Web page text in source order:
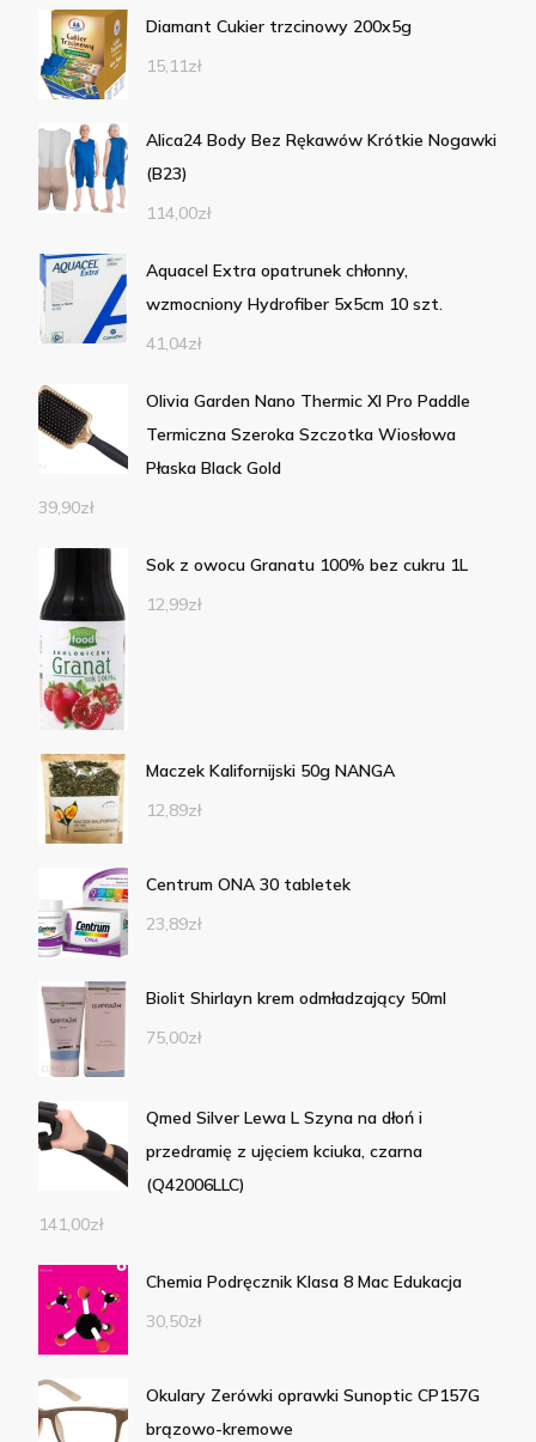
Diamant Cukier trzcinowy 200x5g
15,11zł
Alica24 Body Bez Rękawów Krótkie Nogawki
(B23)
114,00zł
Aquacel Extra opatrunek chłonny,
wzmocniony Hydrofiber 5x5cm 10 szt.
41,04zł
Olivia Garden Nano Thermic Xl Pro Paddle
Termiczna Szeroka Szczotka Wiosłowa
Płaska Black Gold
39,90zł
Sok z owocu Granatu 100% bez cukru 1L
12,99zł
Maczek Kalifornijski 50g NANGA
12,89zł
Centrum ONA 30 tabletek
23,89zł
Biolit Shirlayn krem odmładzający 50ml
75,00zł
Qmed Silver Lewa L Szyna na dłoń i
przedramię z ujęciem kciuka, czarna
(Q42006LLC)
141,00zł
Chemia Podręcznik Klasa 8 Mac Edukacja
30,50zł
Okulary Zerówki oprawki Sunoptic CP157G
brązowo-kremowe